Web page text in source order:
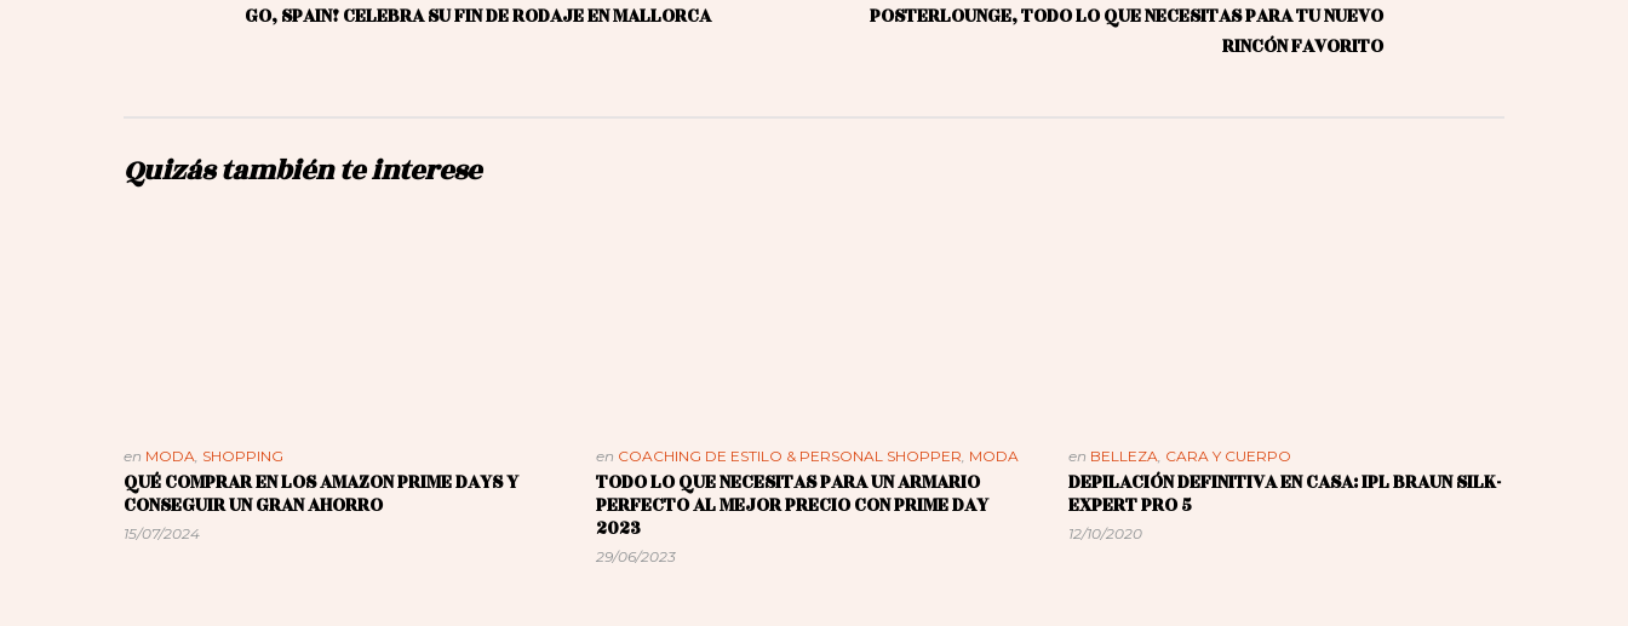
GO, SPAIN! CELEBRA SU FIN DE RODAJE EN MALLORCA
POSTERLOUNGE, TODO LO QUE NECESITAS PARA TU NUEVO
RINCÓN FAVORITO
Quizás también te interese
en MODA SHOPPING
QUÉ COMPRAR EN LOS AMAZON PRIME DAYS Y
CONSEGUIR UN GRAN AHORRO
15/07/2024
en COACHING DE ESTILO & PERSONAL SHOPPER MODA
TODO LO QUE NECESITAS PARA UN ARMARIO
PERFECTO AL MEJOR PRECIO CON PRIME DAY
2023
29/06/2023
en BELLEZA CARA Y CUERPO
DEPILACIÓN DEFINITIVA EN CASA: IPL BRAUN SILK-
EXPERT PRO 5
12/10/2020